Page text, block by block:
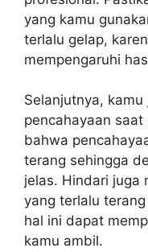
yang kamu
terlalu gelap,
mempengaruhi
Selanjutnya,
pencahayaan
bahwa
terang sehingga
jelas. Hindari juga
yang terlalu
hal ini dapat
kamu ambil.